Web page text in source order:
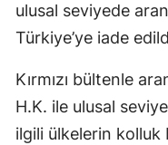
ulusal seviyede
Türkiye’ye iade
Kırmızı bültenle
H.K. ile ulusal
ilgili ülkelerin kolluk